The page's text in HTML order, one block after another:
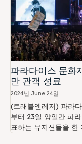
파라다이스 문화
만 관객 성료
2024년 June 24일
(트래블앤레저) 파라
부터 23일 양일간 파
표하는 뮤지션들을 한